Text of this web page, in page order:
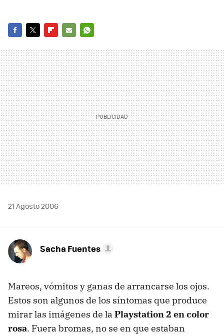
MAIL
21 Agosto 2006
Sacha Fuentes
Mareos, vómitos y ganas de arrancarse los ojos.
Estos son algunos de los síntomas que produce
mirar las imágenes de la Playstation 2 en color
rosa. Fuera bromas, no se en que estaban